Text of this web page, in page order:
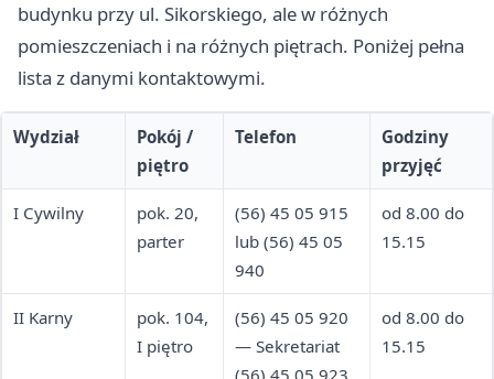
budynku przy ul. Sikorskiego, ale w różnych
pomieszczeniach i na różnych piętrach. Poniżej pełna
lista z danymi kontaktowymi.
Wydział
Pokój /
piętro
Telefon
Godziny
przyjęć
I Cywilny
pok. 20,
parter
(56) 45 05 915
lub (56) 45 05
940
od 8.00 do
15.15
II Karny
pok. 104,
I piętro
(56) 45 05 920
— Sekretariat
od 8.00 do
15.15